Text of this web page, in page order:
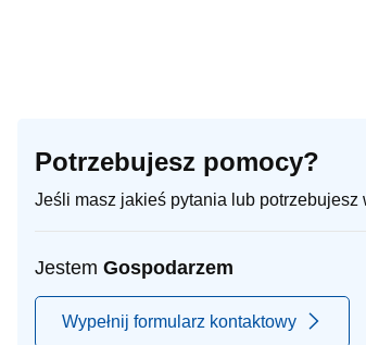
Potrzebujesz pomocy?
Jeśli masz jakieś pytania lub
Jestem Gospodarzem
Wypełnij formularz kontaktowy